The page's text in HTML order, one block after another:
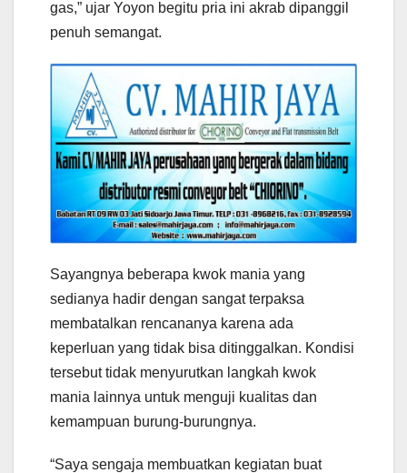
gas,” ujar Yoyon begitu pria ini akrab dipanggil
penuh semangat.
Sayangnya beberapa kwok mania yang
sedianya hadir dengan sangat terpaksa
membatalkan rencananya karena ada
keperluan yang tidak bisa ditinggalkan. Kondisi
tersebut tidak menyurutkan langkah kwok
mania lainnya untuk menguji kualitas dan
kemampuan burung-burungnya.
“Saya sengaja membuatkan kegiatan buat